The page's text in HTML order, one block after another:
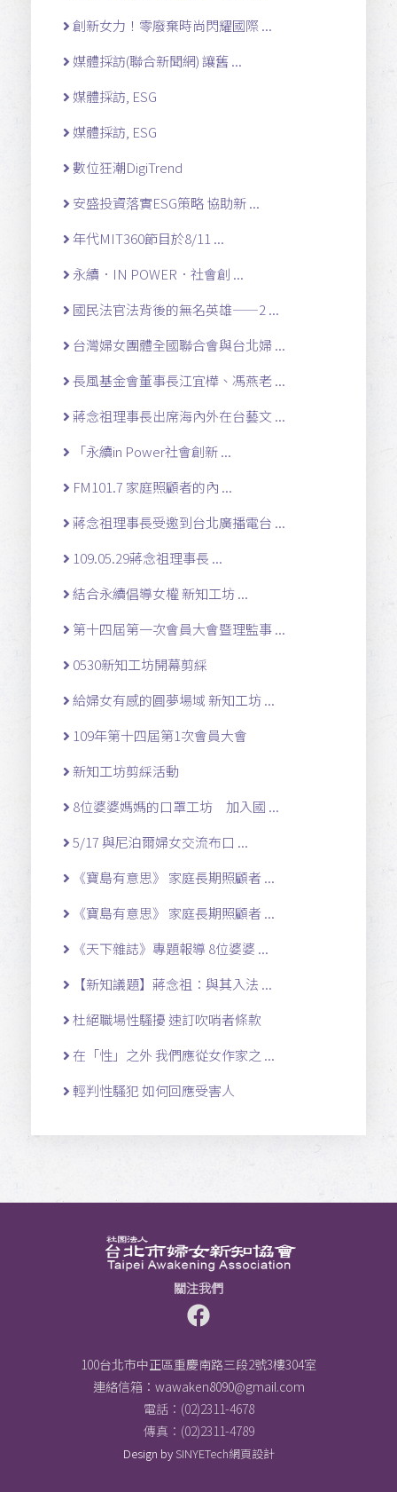
創新女力！零廢棄時尚閃耀國際 ...
媒體採訪(聯合新聞網) 讓舊 ...
媒體採訪, ESG
媒體採訪, ESG
數位狂潮DigiTrend
安盛投資落實ESG策略 協助新 ...
年代MIT360節目於8/11 ...
永續．IN POWER．社會創 ...
國民法官法背後的無名英雄——2 ...
台灣婦女團體全國聯合會與台北婦 ...
長風基金會董事長江宜樺、馮燕老 ...
蔣念祖理事長出席海內外在台藝文 ...
「永續in Power社會創新 ...
FM101.7 家庭照顧者的內 ...
蔣念祖理事長受邀到台北廣播電台 ...
109.05.29蔣念祖理事長 ...
結合永續倡導女權 新知工坊 ...
第十四屆第一次會員大會暨理監事 ...
0530新知工坊開幕剪綵
給婦女有感的圓夢場域 新知工坊 ...
109年第十四屆第1次會員大會
新知工坊剪綵活動
8位婆婆媽媽的口罩工坊 加入國 ...
5/17 與尼泊爾婦女交流布口 ...
《寶島有意思》 家庭長期照顧者 ...
《寶島有意思》 家庭長期照顧者 ...
《天下雜誌》專題報導 8位婆婆 ...
【新知議題】蔣念祖：與其入法 ...
杜絕職場性騷擾 速訂吹哨者條款
在「性」之外 我們應從女作家之 ...
輕判性騷犯 如何回應受害人
關注我們
100台北市中正區重慶南路三段2號3樓304室
連絡信箱： wawaken8090@gmail.com
電話：(02)2311-4678
傳真：(02)2311-4789
Design by SINYETech網頁設計